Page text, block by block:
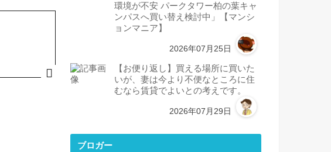
環境が不安 パークタワー柏の葉キャ
ンパスへ買い替え検討中」【マンシ
ョンマニア】
2026年07月25日
【お便り返し】買える場所に買いた
いが、妻は今より不便なところに住
むなら賃貸でよいとの考えです。
2026年07月29日
ブロガー